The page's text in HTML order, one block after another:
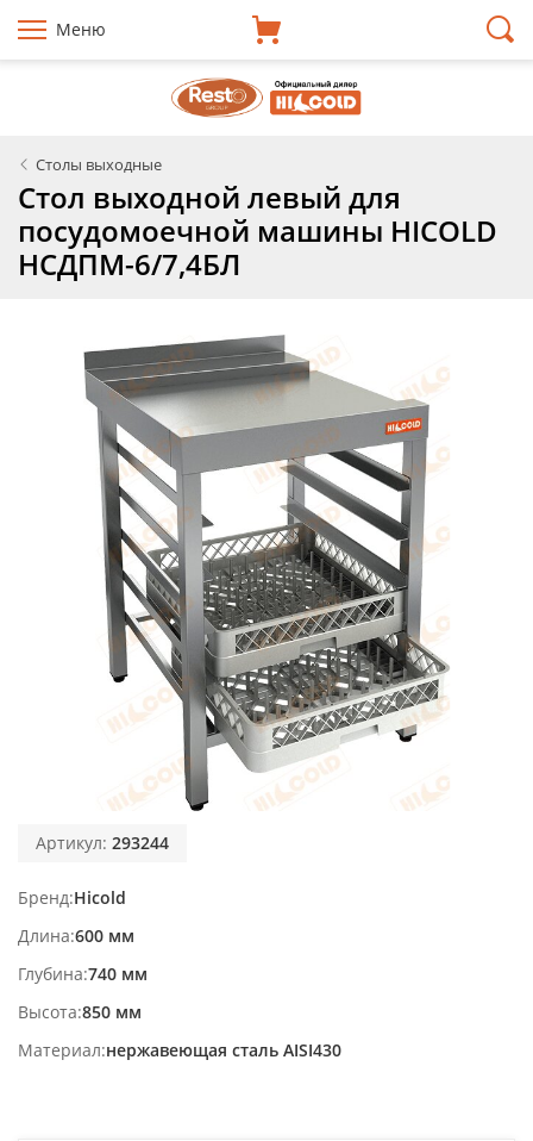
Меню
Столы выходные
Стол выходной левый для
посудомоечной машины HICOLD
НСДПМ-6/7,4БЛ
Артикул: 293244
Бренд Hicold
Длина 600 мм
Глубина 740 мм
Высота 850 мм
Материал нержавеющая сталь AISI430